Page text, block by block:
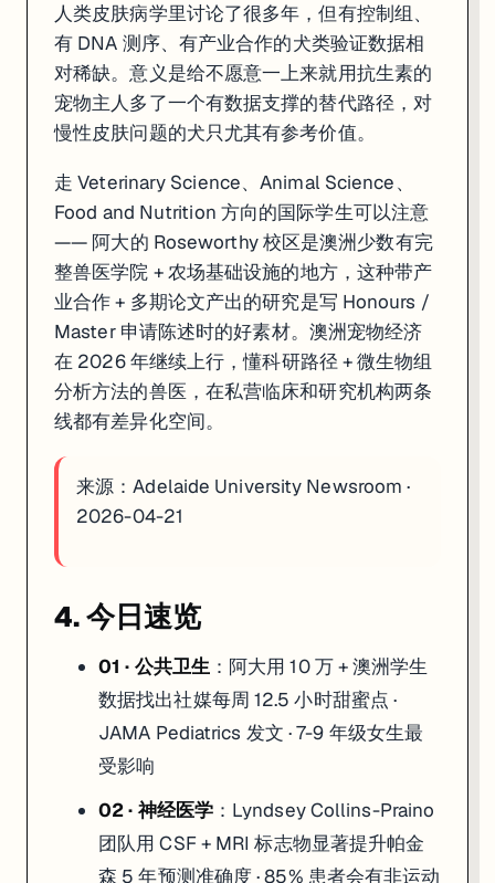
人类皮肤病学里讨论了很多年，但有控制组、
有 DNA 测序、有产业合作的犬类验证数据相
对稀缺。意义是给不愿意一上来就用抗生素的
宠物主人多了一个有数据支撑的替代路径，对
慢性皮肤问题的犬只尤其有参考价值。
走 Veterinary Science、Animal Science、
Food and Nutrition 方向的国际学生可以注意
—— 阿大的 Roseworthy 校区是澳洲少数有完
整兽医学院 + 农场基础设施的地方，这种带产
业合作 + 多期论文产出的研究是写 Honours /
Master 申请陈述时的好素材。澳洲宠物经济
在 2026 年继续上行，懂科研路径 + 微生物组
分析方法的兽医，在私营临床和研究机构两条
线都有差异化空间。
来源：Adelaide University Newsroom ·
2026-04-21
4. 今日速览
01 · 公共卫生：阿大用 10 万 + 澳洲学生
数据找出社媒每周 12.5 小时甜蜜点 ·
JAMA Pediatrics 发文 · 7-9 年级女生最
受影响
02 · 神经医学：Lyndsey Collins-Praino
团队用 CSF + MRI 标志物显著提升帕金
森 5 年预测准确度 · 85% 患者会有非运动